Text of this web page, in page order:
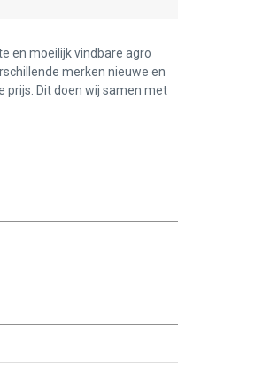
en moeilijk vindbare agro
merken nieuwe en
prijs. Dit doen wij samen met